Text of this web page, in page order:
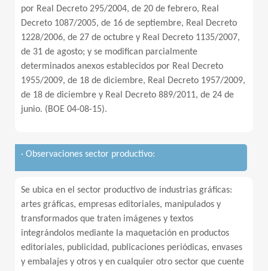
por Real Decreto 295/2004, de 20 de febrero, Real
Decreto 1087/2005, de 16 de septiembre, Real Decreto
1228/2006, de 27 de octubre y Real Decreto 1135/2007,
de 31 de agosto; y se modifican parcialmente
determinados anexos establecidos por Real Decreto
1955/2009, de 18 de diciembre, Real Decreto 1957/2009,
de 18 de diciembre y Real Decreto 889/2011, de 24 de
junio. (BOE 04-08-15).
· Observaciones sector productivo:
Se ubica en el sector productivo de industrias gráficas:
artes gráficas, empresas editoriales, manipulados y
transformados que traten imágenes y textos
integrándolos mediante la maquetación en productos
editoriales, publicidad, publicaciones periódicas, envases
y embalajes y otros y en cualquier otro sector que cuente